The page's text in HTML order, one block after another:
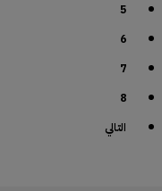
5
6
7
8
التالي